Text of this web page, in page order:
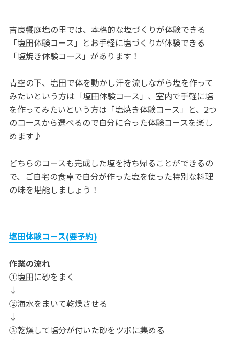
吉良饗庭塩の里では、本格的な塩づくりが体験できる
「塩田体験コース」とお手軽に塩づくりが体験できる
「塩焼き体験コース」があります！
青空の下、塩田で体を動かし汗を流しながら塩を作って
みたいという方は「塩田体験コース」、室内で手軽に塩
を作ってみたいという方は「塩焼き体験コース」と、2つ
のコースから選べるので自分に合った体験コースを楽し
めます♪
どちらのコースも完成した塩を持ち帰ることができるの
で、ご自宅の食卓で自分が作った塩を使った特別な料理
の味を堪能しましょう！
塩田体験コース(要予約)
作業の流れ
①塩田に砂をまく
↓
②海水をまいて乾燥させる
↓
③乾燥して塩分が付いた砂をツボに集める